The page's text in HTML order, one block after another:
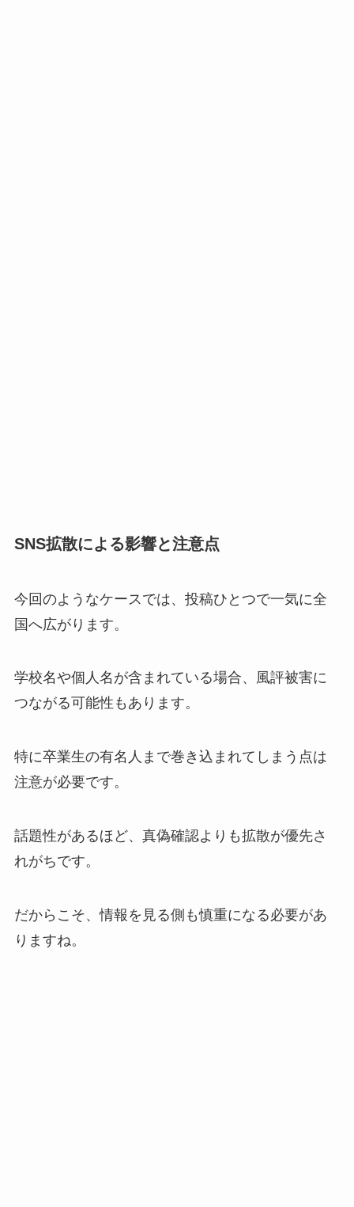
SNS拡散による影響と注意点
今回のようなケースでは、投稿ひとつで一気に全
国へ広がります。
学校名や個人名が含まれている場合、風評被害に
つながる可能性もあります。
特に卒業生の有名人まで巻き込まれてしまう点は
注意が必要です。
話題性があるほど、真偽確認よりも拡散が優先さ
れがちです。
だからこそ、情報を見る側も慎重になる必要があ
りますね。